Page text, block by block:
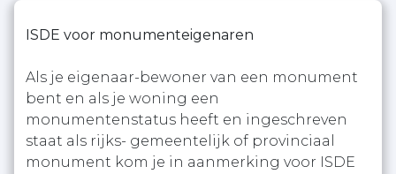
ISDE voor monumenteigenaren
Als je eigenaar-bewoner van een monument
bent en als je woning een
monumentenstatus heeft en ingeschreven
staat als rijks- gemeentelijk of provinciaal
monument kom je in aanmerking voor ISDE